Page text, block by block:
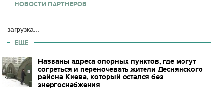
НОВОСТИ ПАРТНЕРОВ
загрузка...
ЕЩЕ
Названы адреса опорных пунктов, где могут
согреться и переночевать жители Деснянского
района Киева, который остался без
энергоснабжения